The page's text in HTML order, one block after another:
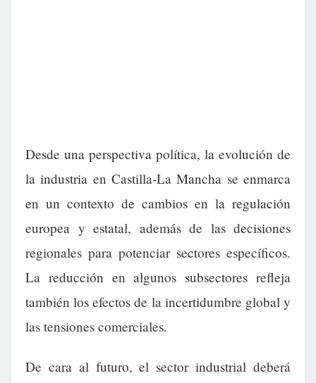
Desde una perspectiva política, la evolución de
la industria en Castilla-La Mancha se enmarca
en un contexto de cambios en la regulación
europea y estatal, además de las decisiones
regionales para potenciar sectores específicos.
La reducción en algunos subsectores refleja
también los efectos de la incertidumbre global y
las tensiones comerciales.
De cara al futuro, el sector industrial deberá